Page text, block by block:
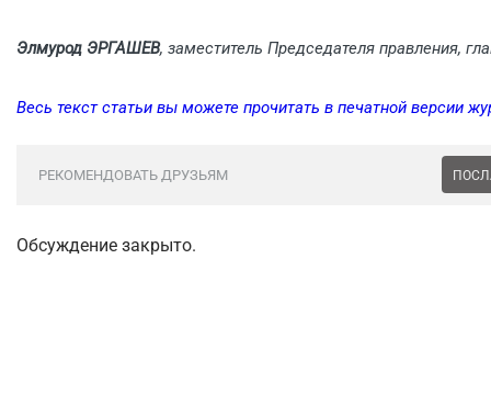
Элмурод ЭРГАШЕВ, заместитель Председателя правления,
Весь текст статьи вы можете прочитать в печатной версии
РЕКОМЕНДОВАТЬ ДРУЗЬЯМ
Обсуждение закрыто.